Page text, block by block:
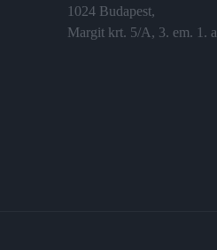
1024 Budapest,
Margit krt. 5/A, 3. em. 1. a